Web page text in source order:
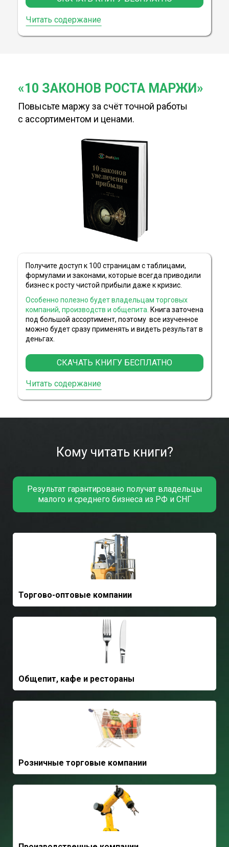
Читать содержание
«10 ЗАКОНОВ РОСТА МАРЖИ»
Повысьте маржу за счёт точной работы
с ассортиментом и ценами.
Получите доступ к 100 страницам с таблицами,
формулами и законами, которые всегда приводили
бизнес кростучистой прибыли даже к кризис.
Особенно полезно будет владельцам торговых
компаний, производств и общепита. Книга заточена
под большой ассортимент, поэтому все изученное
можно будет сразуприменять и видеть результат в
деньгах.
СКАЧАТЬ КНИГУ БЕСПЛАТНО
Читать содержание
Кому читать книги?
Результат гарантировано получат владельцы
малого и среднего бизнеса из РФ и СНГ
Торгово-оптовые компании
Общепит, кафе и рестораны
Розничные торговые компании